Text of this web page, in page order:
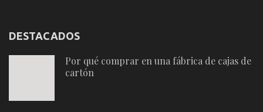
DESTACADOS
Por qué comprar en una fábrica de cajas de
cartón